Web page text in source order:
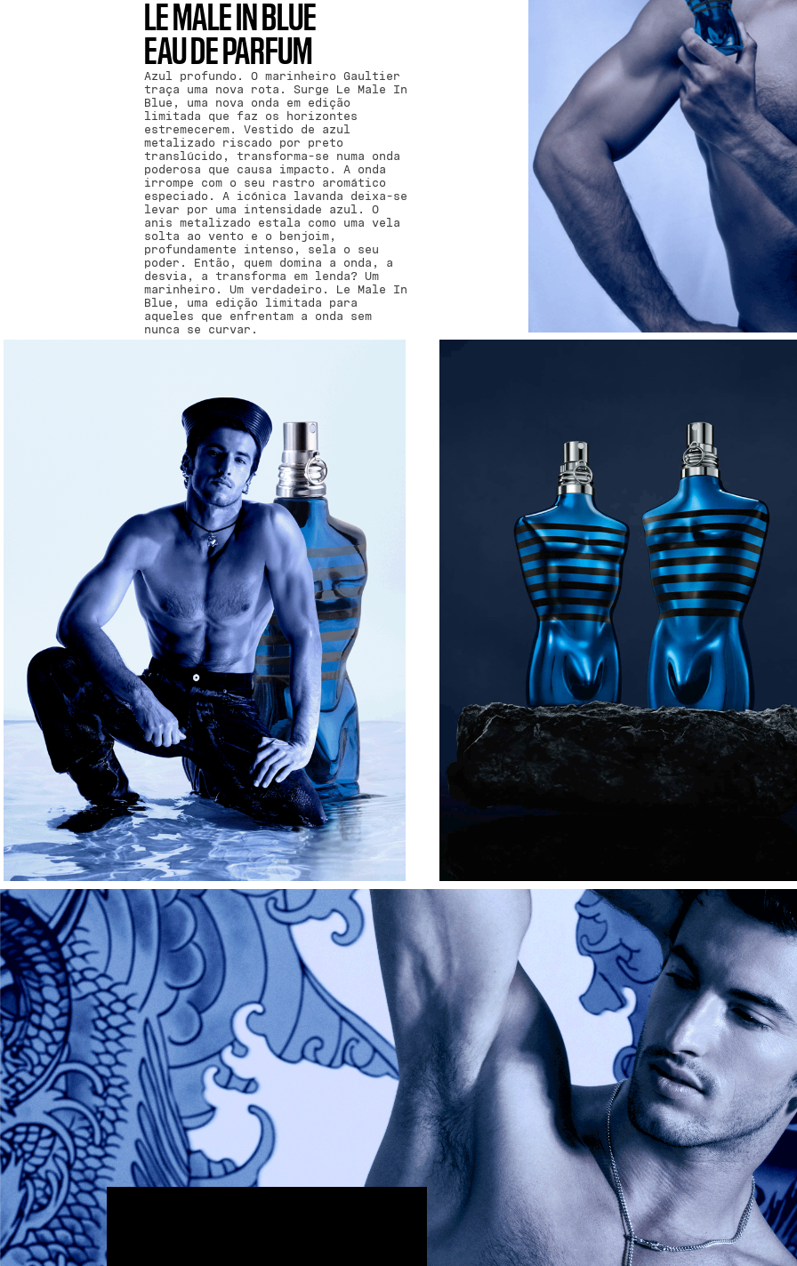
LE MALE IN BLUE
EAU DE PARFUM
Azul profundo. O marinheiro Gaultier
traça uma nova rota. Surge Le Male In
Blue, uma nova onda em edição
limitada que faz os horizontes
estremecerem. Vestido de azul
metalizado riscado por preto
translúcido, transforma-se numa onda
poderosa que causa impacto. A onda
irrompe com o seu rastro aromático
especiado. A icónica lavanda deixa-se
levar por uma intensidade azul. O
anis metalizado estala como uma vela
solta ao vento e o benjoim,
profundamente intenso, sela o seu
poder. Então, quem domina a onda, a
desvia, a transforma em lenda? Um
marinheiro. Um verdadeiro. Le Male In
Blue, uma edição limitada para
aqueles que enfrentam a onda sem
nunca se curvar.